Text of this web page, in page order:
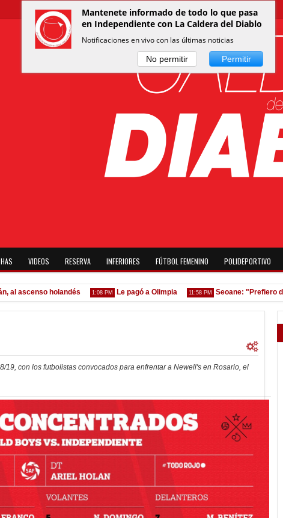
VIDEOS RESERVA INFERIORES FÚTBOL FEMENINO POLIDEPORTIVO
holandés 1:08 PM Le pagó a Olimpia 11:58 PM Seoane: "Prefiero dejar
con los futbolistas convocados para enfrentar a Newell's en Rosario, el
Mantenete informado de todo lo que pasa
en Independiente con La Caldera del Diablo
Notificaciones en vivo con las últimas noticias
No permitir Permitir